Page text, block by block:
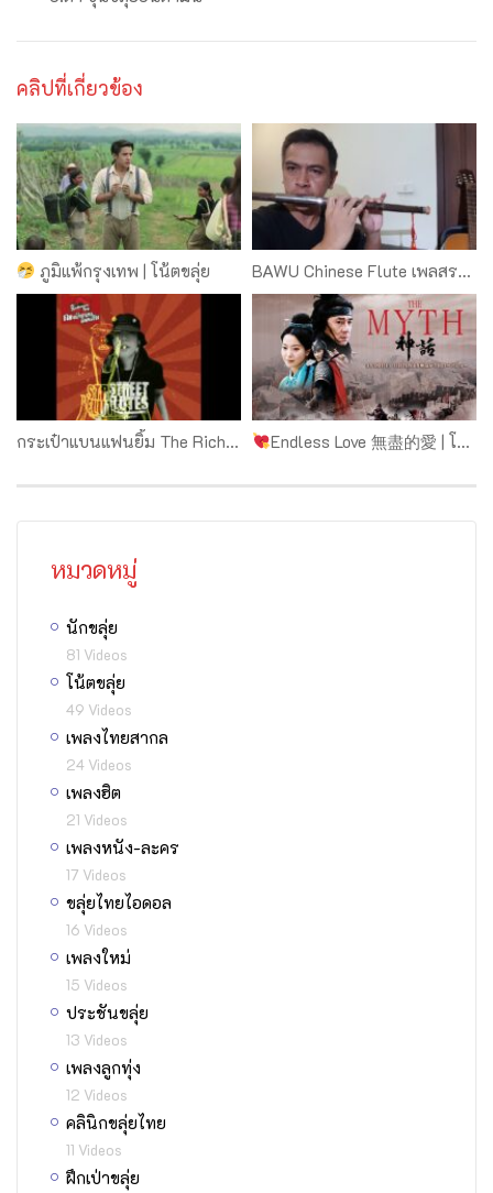
คลิปที่เกี่ยวข้อง
ภูมิแพ้กรุงเทพ | โน้ตขลุ่ย BAWU Chinese Flute เพลสรรเสริญพระบารมี ขลุ่ยปาอู
กระเป๋าแบนแฟนยิ้ม The Richman Toy [Cover ขลุ่ย Thai Flute] Endless Love 無盡的愛 | โน้ตขลุ่ย
หมวดหมู่
นักขลุ่ย
81 Videos
โน้ตขลุ่ย
49 Videos
เพลงไทยสากล
24 Videos
เพลงฮิต
21 Videos
เพลงหนัง-ละคร
17 Videos
ขลุ่ยไทยไอดอล
16 Videos
เพลงใหม่
15 Videos
ประชันขลุ่ย
13 Videos
เพลงลูกทุ่ง
12 Videos
คลินิกขลุ่ยไทย
11 Videos
ฝึกเป่าขลุ่ย